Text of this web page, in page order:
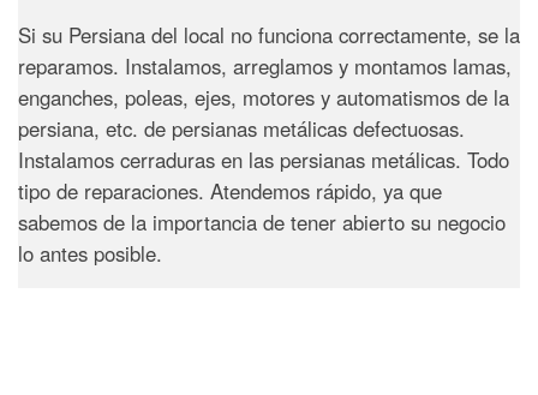
Si su Persiana del local no funciona correctamente, se la
reparamos. Instalamos, arreglamos y montamos lamas,
enganches, poleas, ejes, motores y automatismos de la
persiana, etc. de persianas metálicas defectuosas.
Instalamos cerraduras en las persianas metálicas. Todo
tipo de reparaciones. Atendemos rápido, ya que
sabemos de la importancia de tener abierto su negocio
lo antes posible.